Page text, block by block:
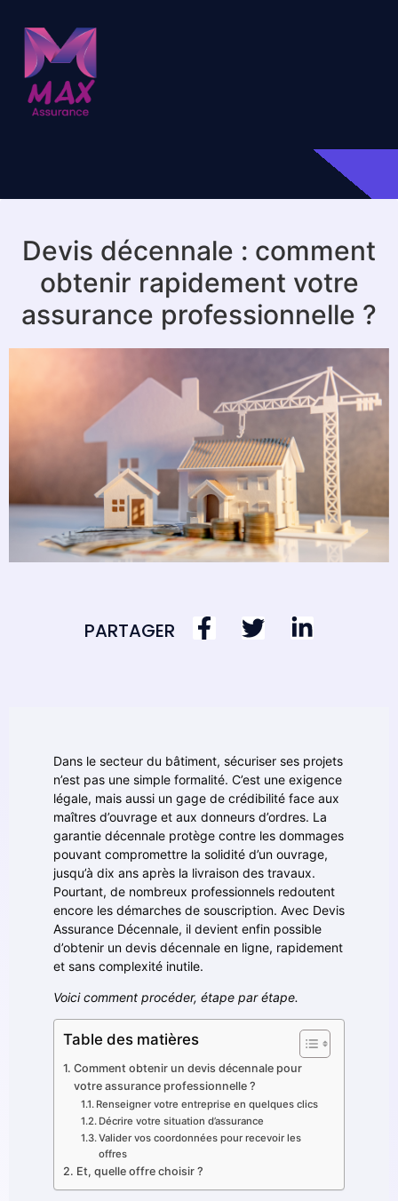
Devis décennale : comment
obtenir rapidement votre
assurance professionnelle ?
PARTAGER
Dans le secteur du bâtiment, sécuriser ses projets
n’est pas une simple formalité. C’est une exigence
légale, mais aussi un gage de crédibilité face aux
maîtres d’ouvrage et aux donneurs d’ordres. La
garantie décennale protège contre les dommages
pouvant compromettre la solidité d’un ouvrage,
jusqu’à dix ans après la livraison des travaux.
Pourtant, de nombreux professionnels redoutent
encore les démarches de souscription. Avec Devis
Assurance Décennale, il devient enfin possible
d’obtenir un devis décennale en ligne, rapidement
et sans complexité inutile.
Voici comment procéder, étape par étape.
Table des matières
Comment obtenir un devis décennale pour
votre assurance professionnelle ?
Renseigner votre entreprise en quelques clics
Décrire votre situation d’assurance
Valider vos coordonnées pour recevoir les
offres
Et, quelle offre choisir ?